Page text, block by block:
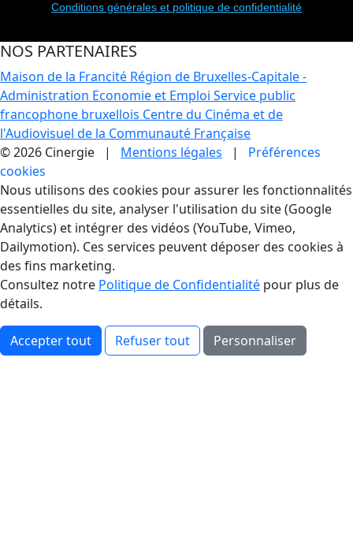
Conditions générales et politique de confidentialité
NOS PARTENAIRES
Maison de la Francité Région de Bruxelles-Capitale -
Administration Economie et Emploi Service public
francophone bruxellois Centre du Cinéma et de
l'Audiovisuel de la Communauté Française
© 2026 Cinergie | Mentions légales | Préférences
cookies
Gestion des Cookies
Nous utilisons des cookies pour assurer les fonctionnalités
essentielles du site, analyser l'utilisation du site (Google
Analytics) et intégrer des vidéos (YouTube, Vimeo,
Dailymotion). Ces services peuvent déposer des cookies à
des fins marketing.
Consultez notre Politique de Confidentialité pour plus de
détails.
Accepter tout Refuser tout Personnaliser